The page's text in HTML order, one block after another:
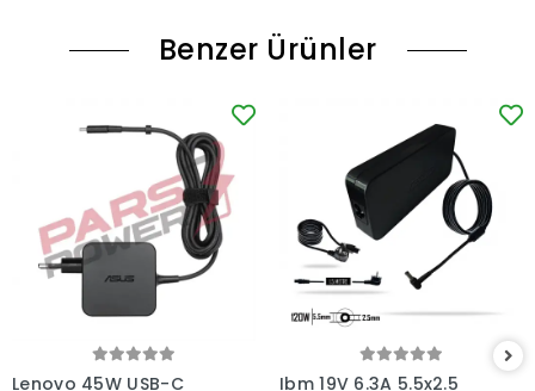
Benzer Ürünler
Lenovo 45W USB-C
Ibm 19V 6.3A 5.5x2.5